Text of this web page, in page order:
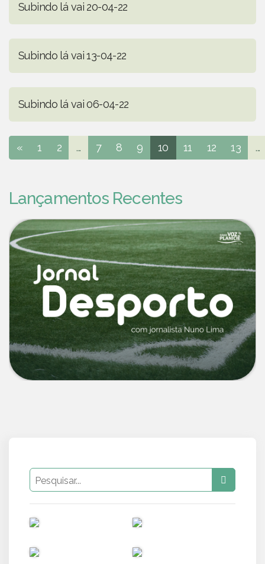
Subindo lá vai 20-04-22
Subindo lá vai 13-04-22
Subindo lá vai 06-04-22
« 1 2 ... 7 8 9 10 11 12 13 ...
Lançamentos Recentes